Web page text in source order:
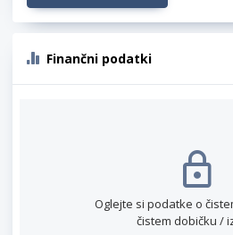
Finančni podatki
Oglejte si podatke o
čistem dobičku /